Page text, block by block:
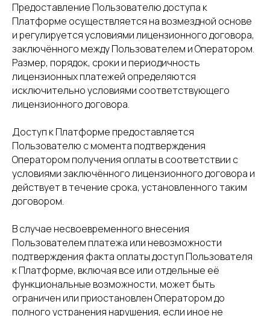
Предоставление Пользователю доступа к
Платформе осуществляется на возмездной основе
и регулируется условиями лицензионного договора,
заключённого между Пользователем и Оператором.
Размер, порядок, сроки и периодичность
лицензионных платежей определяются
исключительно условиями соответствующего
лицензионного договора.
Доступ к Платформе предоставляется
Пользователю с момента подтверждения
Оператором получения оплаты в соответствии с
условиями заключённого лицензионного договора и
действует в течение срока, установленного таким
договором.
В случае несвоевременного внесения
Пользователем платежа или невозможности
подтверждения факта оплаты доступ Пользователя
к Платформе, включая все или отдельные её
функциональные возможности, может быть
ограничен или приостановлен Оператором до
полного устранения нарушения, если иное не